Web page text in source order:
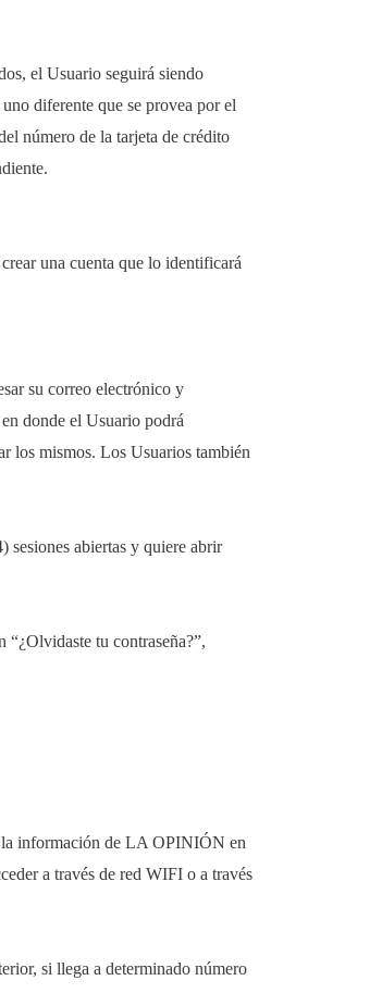
el Usuario seguirá siendo
diferente que se provea por el
número de la tarjeta de crédito
una cuenta que lo identificará
su correo electrónico y
donde el Usuario podrá
los mismos. Los Usuarios también
sesiones abiertas y quiere abrir
tu contraseña?”,
la información de LA OPINIÓN en
a través de red WIFI o a través
si llega a determinado número